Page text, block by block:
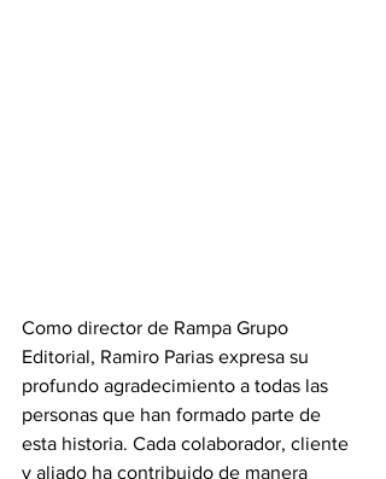
Como director de Rampa Grupo
Editorial, Ramiro Parias expresa su
profundo agradecimiento a todas las
personas que han formado parte de
esta historia. Cada colaborador, cliente
y aliado ha contribuido de manera